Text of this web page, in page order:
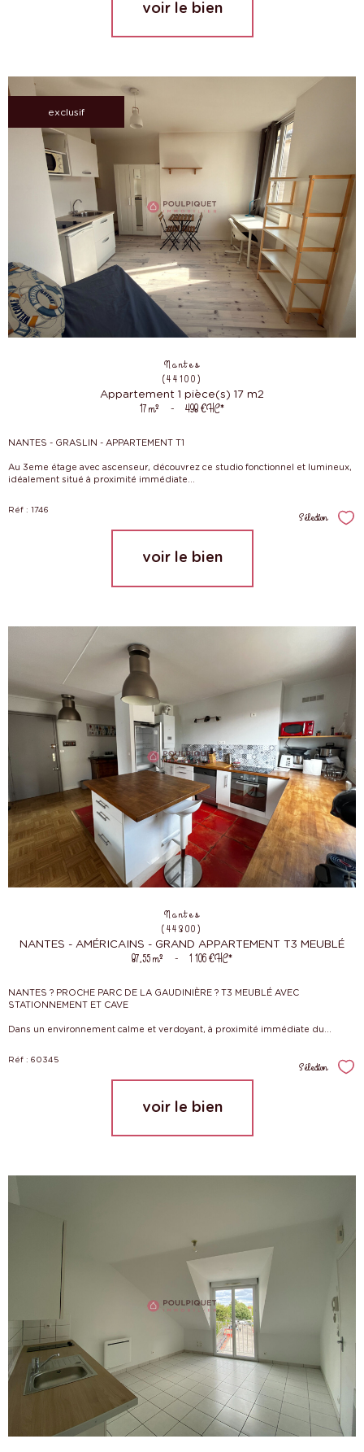
voir le bien
exclusif
Nantes
(44100)
Appartement 1 pièce(s) 17 m2
17 m² - 498 €HC*
NANTES - GRASLIN - APPARTEMENT T1
Au 3eme étage avec ascenseur, découvrez ce studio fonctionnel et lumineux,
idéalement situé à proximité immédiate...
Réf : 1746
Sélection
voir le bien
Nantes
(44300)
NANTES - AMÉRICAINS - GRAND APPARTEMENT T3 MEUBLÉ
87,55 m² - 1 106 €HC*
NANTES ? PROCHE PARC DE LA GAUDINIÈRE ? T3 MEUBLÉ AVEC
STATIONNEMENT ET CAVE
Dans un environnement calme et verdoyant, à proximité immédiate du...
Réf : 60345
Sélection
voir le bien